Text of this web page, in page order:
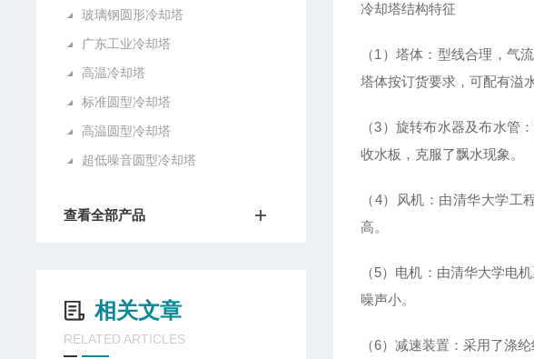
玻璃钢圆形冷却塔
广东工业冷却塔
高温冷却塔
标准圆型冷却塔
高温圆型冷却塔
超低噪音圆型冷却塔
查看全部产品
相关文章
RELATED ARTICLES
冷却塔结构特征
（1）塔体：型线合理，气
塔体按订货要求，可配有溢
（3）旋转布水器及布水管
收水板，克服了飘水现象。
（4）风机：由清华大学
高。
（5）电机：由清华大学电
噪声小。
（6）减速装置：采用了涤